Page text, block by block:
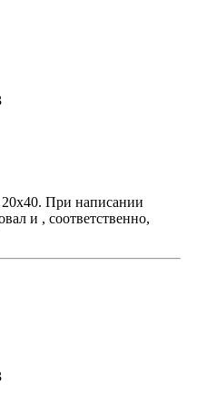
20х40. При написании
и , соответственно,